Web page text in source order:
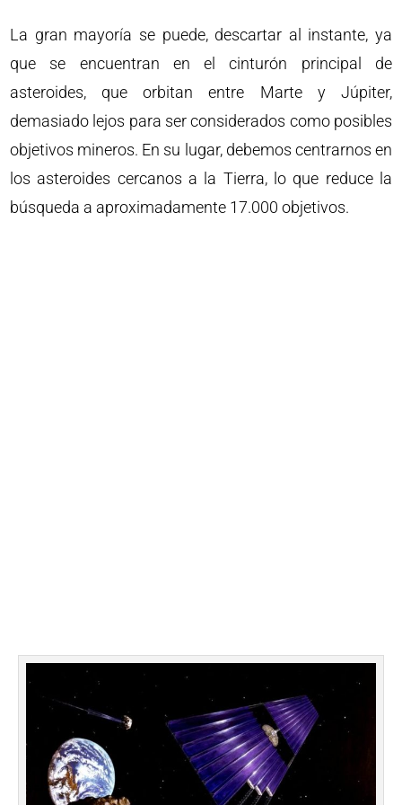
La gran mayoría se puede, descartar al instante, ya
que se encuentran en el cinturón principal de
asteroides, que orbitan entre Marte y Júpiter,
demasiado lejos para ser considerados como posibles
objetivos mineros. En su lugar, debemos centrarnos en
los asteroides cercanos a la Tierra, lo que reduce la
búsqueda a aproximadamente 17.000 objetivos.